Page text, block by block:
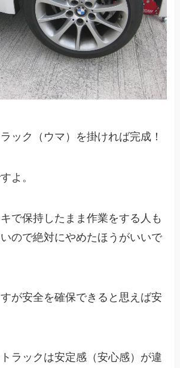
ック（ウマ）を掛ければ完成！
よ。
で保持したまま作業をする人も
ので絶対にやめたほうがいいで
が安全を確保できると思えば安
ラックは安定感（安心感）が違